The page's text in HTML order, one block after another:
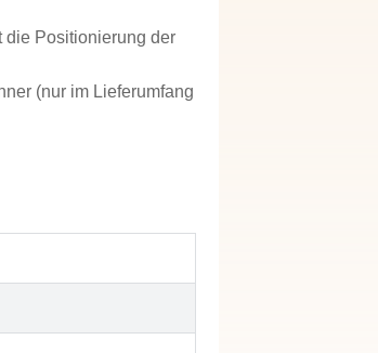
die Positionierung der
(nur im Lieferumfang